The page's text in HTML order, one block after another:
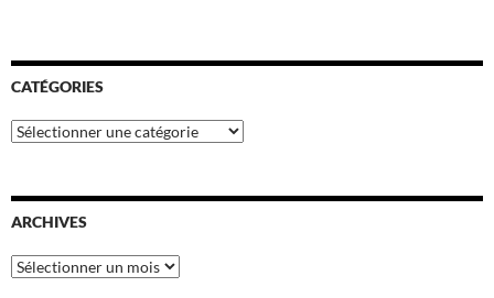
CATÉGORIES
Catégories
ARCHIVES
Archives